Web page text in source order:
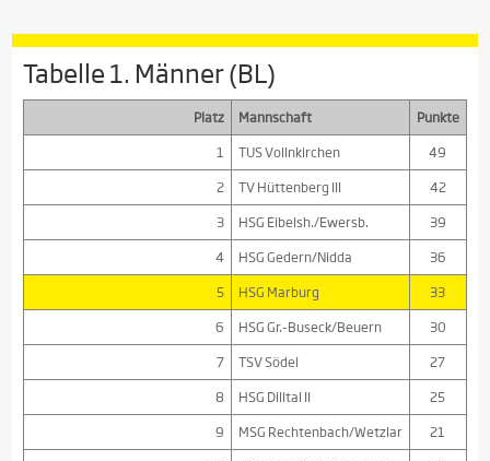
Tabelle 1. Männer (BL)
Platz Mannschaft
Punkte
1
TUS Vollnkirchen
49
2
TV Hüttenberg III
42
3
HSG Eibelsh./Ewersb.
39
4
HSG Gedern/Nidda
36
5
HSG Marburg
33
6
HSG Gr.-Buseck/Beuern
30
7
TSV Södel
27
8
HSG Dilltal II
25
9
MSG Rechtenbach/Wetzlar
21